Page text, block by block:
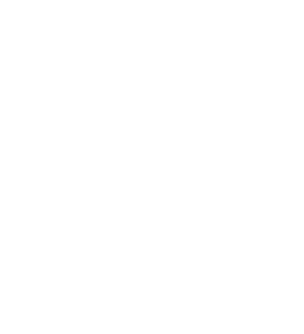
нет.
можно
стоимость доставки 100 гривен